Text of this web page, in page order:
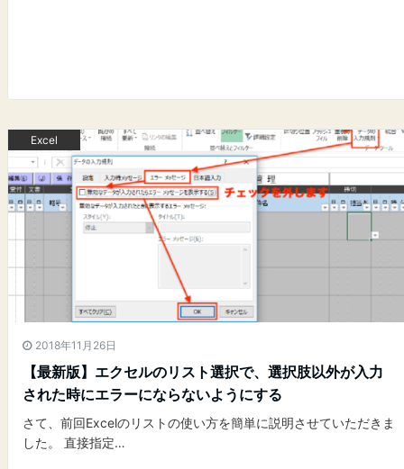
Excel
2018年11月26日
【最新版】エクセルのリスト選択で、選択肢以外が入力
された時にエラーにならないようにする
さて、前回Excelのリストの使い方を簡単に説明させていただきま
した。 直接指定…